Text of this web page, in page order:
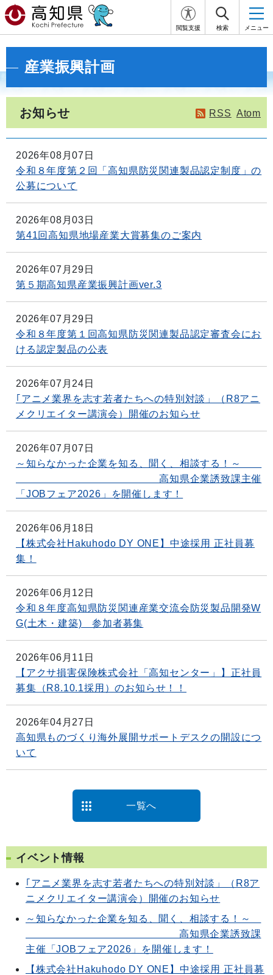
閲覧支援 検索 メニュー
産業振興計画
お知らせ RSS Atom
2026年08月07日
令和８年度第２回「高知県防災関連製品認定制度」の
公募について
2026年08月03日
第41回高知県地場産業大賞募集のご案内
2026年07月29日
第５期高知県産業振興計画ver.3
2026年07月29日
令和８年度第１回高知県防災関連製品認定審査会にお
ける認定製品の公表
2026年07月24日
｢アニメ業界を志す若者たちへの特別対談」（R8アニ
メクリエイター講演会）開催のお知らせ
2026年07月07日
～知らなかった企業を知る、聞く、相談する！～
高知県企業誘致課主催
「JOBフェア2026」を開催します！
2026年06月18日
【株式会社Hakuhodo DY ONE】中途採用 正社員募
集！
2026年06月12日
令和８年度高知県防災関連産業交流会防災製品開発W
G(土木・建築) 参加者募集
2026年06月11日
【アクサ損害保険株式会社「高知センター」】正社員
募集（R8.10.1採用）のお知らせ！！
2026年04月27日
高知県ものづくり海外展開サポートデスクの開設につ
いて
一覧へ
イベント情報
｢アニメ業界を志す若者たちへの特別対談」（R8ア
ニメクリエイター講演会）開催のお知らせ
～知らなかった企業を知る、聞く、相談する！～
高知県企業誘致課
主催「JOBフェア2026」を開催します！
【株式会社Hakuhodo DY ONE】中途採用 正社員募